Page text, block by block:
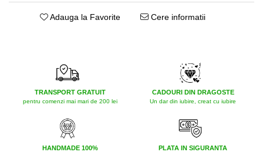
Adauga la Favorite Cere informatii
TRANSPORT GRATUIT
pentru comenzi mai mari de 200 lei
CADOURI DIN DRAGOSTE
Un dar din iubire, creat cu iubire
HANDMADE 100% PLATA IN SIGURANTA